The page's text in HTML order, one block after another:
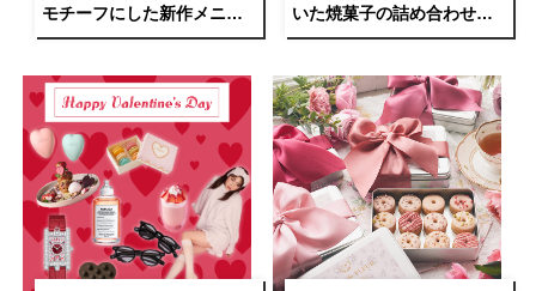
モチーフにした新作メニュ
ーが登場
いた焼菓子の詰め合わせホ
ワイトデーギフトが予約受